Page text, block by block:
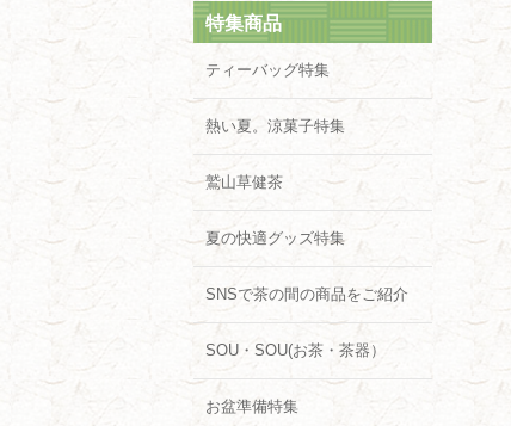
特集商品
ティーバッグ特集
熱い夏。涼菓子特集
鷲山草健茶
夏の快適グッズ特集
SNSで茶の間の商品をご紹介
SOU・SOU(お茶・茶器）
お盆準備特集